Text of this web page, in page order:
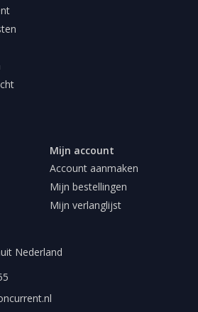
Mijn account
Account aanmaken
Mijn bestellingen
Mijn verlanglijst
Nederland